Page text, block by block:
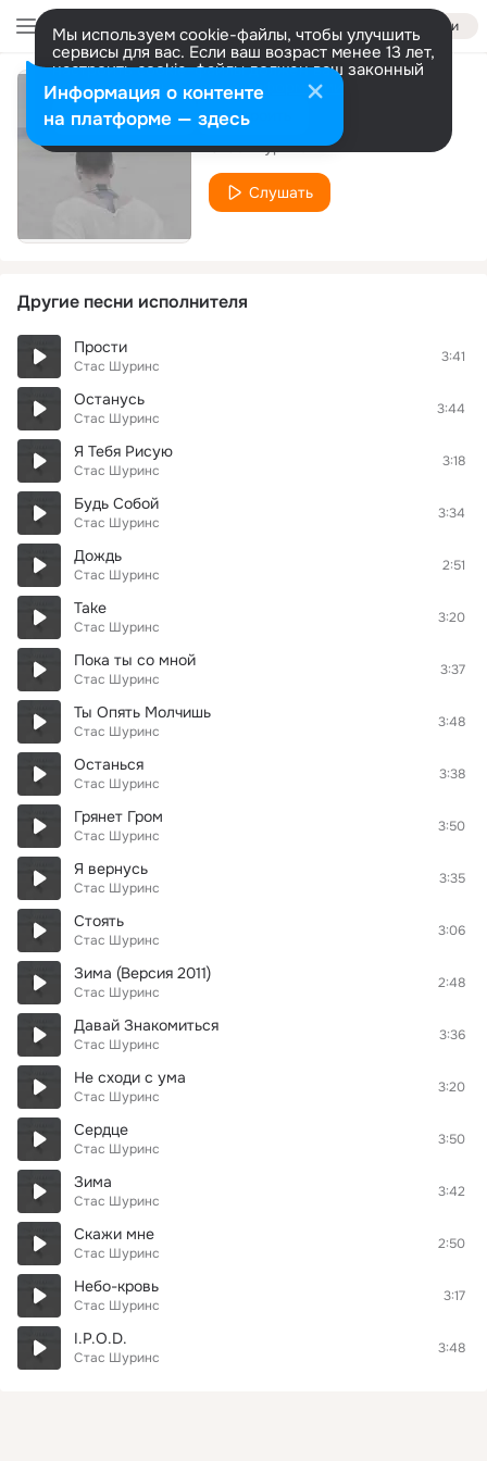
Войти
Мы используем cookie-файлы, чтобы улучшить
сервисы для вас. Если ваш возраст менее 13 лет,
настроить cookie-файлы должен ваш законный
представитель. Больше информации
Разрешить все Настроить
Ты моё
Стас Шуринс
Слушать
Другие песни исполнителя
Прости
Стас Шуринс
3:41
Останусь
Стас Шуринс
3:44
Я Тебя Рисую
Стас Шуринс
3:18
Будь Собой
Стас Шуринс
3:34
Дождь
Стас Шуринс
2:51
Take
Стас Шуринс
3:20
Пока ты со мной
Стас Шуринс
3:37
Ты Опять Молчишь
Стас Шуринс
3:48
Останься
Стас Шуринс
3:38
Грянет Гром
Стас Шуринс
3:50
Я вернусь
Стас Шуринс
3:35
Стоять
Стас Шуринс
3:06
Зима (Версия 2011)
Стас Шуринс
2:48
Давай Знакомиться
Стас Шуринс
3:36
Не сходи с ума
Стас Шуринс
3:20
Сердце
Стас Шуринс
3:50
Зима
Стас Шуринс
3:42
Скажи мне
Стас Шуринс
2:50
Небо-кровь
Стас Шуринс
3:17
I.P.O.D.
Стас Шуринс
3:48
Информация о контенте
на платформе — здесь